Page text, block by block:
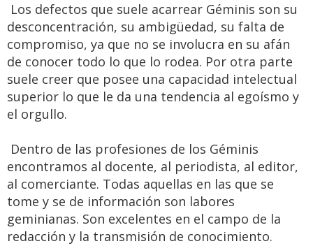
Los defectos que suele acarrear Géminis son su
desconcentración, su ambigüedad, su falta de
compromiso, ya que no se involucra en su afán
de conocer todo lo que lo rodea. Por otra parte
suele creer que posee una capacidad intelectual
superior lo que le da una tendencia al egoísmo y
el orgullo.
Dentro de las profesiones de los Géminis
encontramos al docente, al periodista, al editor,
al comerciante. Todas aquellas en las que se
tome y se de información son labores
geminianas. Son excelentes en el campo de la
redacción y la transmisión de conocimiento.